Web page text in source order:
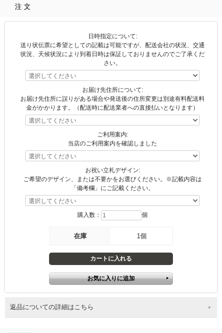
注文
日時指定について:
送り状伝票に希望としての記載は可能ですが、配送会社の状況、交通
状況、天候状況により到着日時は保証しておりませんのでご了承くだ
さい。
お届け先住所について:
お届け先住所に誤りがある場合や発送後の住所変更は別途有料配送料
金がかかります。（配送時に配送業者への直接払いとなります）
ご利用案内:
当店のご利用案内を確認しました
お祝い立札デザイン:
ご希望のデザイン、または不要かをお選びください。※記載内容は
「備考欄」にご記載ください。
購入数： 個
在庫 1個
返品についての詳細はこちら